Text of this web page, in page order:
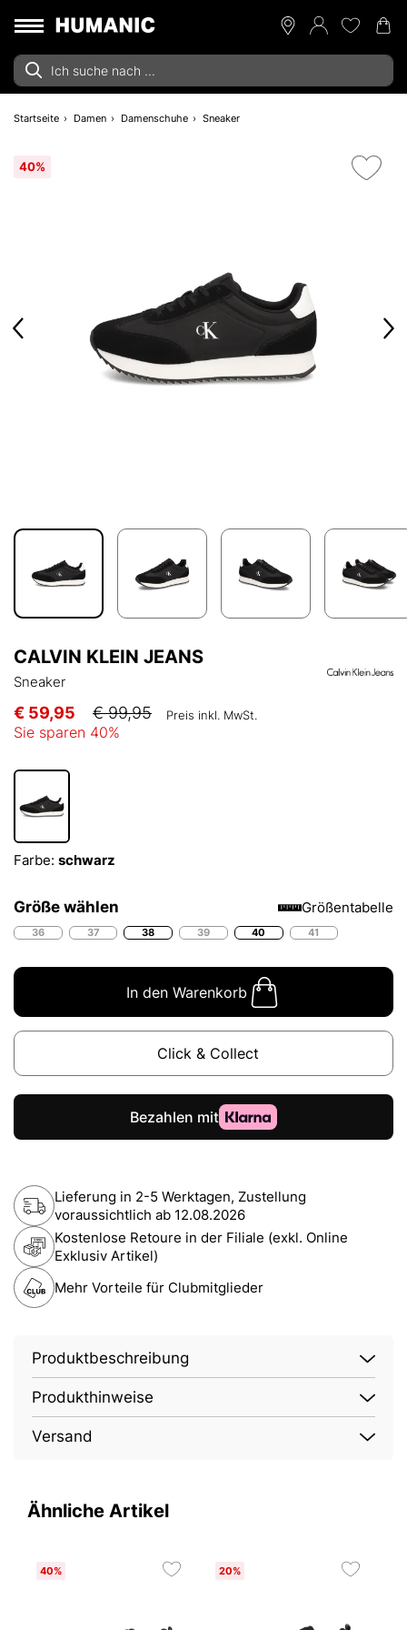
Startseite Damen Damenschuhe Sneaker
40%
CALVIN KLEIN JEANS
Sneaker
€ 59,95 € 99,95 Preis inkl. MwSt.
Sie sparen 40%
Farbe: schwarz
Größe wählen Größentabelle
36 37 38 39 40 41
In den Warenkorb
Click & Collect
Lieferung in 2-5 Werktagen, Zustellung
voraussichtlich ab 12.08.2026
Kostenlose Retoure in der Filiale (exkl. Online
Exklusiv Artikel)
Mehr Vorteile für Clubmitglieder
Produktbeschreibung
Produkthinweise
Versand
Ähnliche Artikel
40% 20%